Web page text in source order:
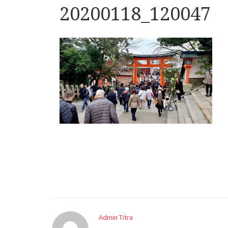
20200118_120047
Admin Titra